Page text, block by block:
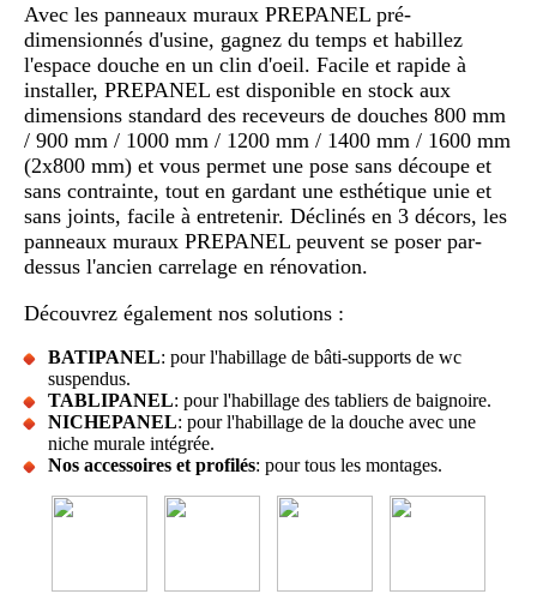
Avec les panneaux muraux PREPANEL pré-
dimensionnés d'usine, gagnez du temps et habillez
l'espace douche en un clin d'oeil. Facile et rapide à
installer, PREPANEL est disponible en stock aux
dimensions standard des receveurs de douches 800 mm
/ 900 mm / 1000 mm / 1200 mm / 1400 mm / 1600 mm
(2x800 mm) et vous permet une pose sans découpe et
sans contrainte, tout en gardant une esthétique unie et
sans joints, facile à entretenir. Déclinés en 3 décors, les
panneaux muraux PREPANEL peuvent se poser par-
dessus l'ancien carrelage en rénovation.
Découvrez également nos solutions :
BATIPANEL: pour l'habillage de bâti-supports de wc
suspendus.
TABLIPANEL: pour l'habillage des tabliers de baignoire.
NICHEPANEL: pour l'habillage de la douche avec une
niche murale intégrée.
Nos accessoires et profilés: pour tous les montages.